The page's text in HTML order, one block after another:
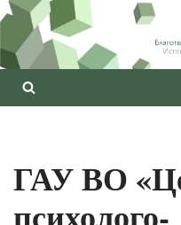
Перейти
к
содержимому
ГАУ ВО